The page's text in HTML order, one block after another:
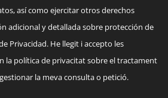
así como ejercitar otros derechos
adicional y detallada sobre protección de
Privacidad. He llegit i accepto les
la política de privacitat sobre el tractament
la meva consulta o petició.